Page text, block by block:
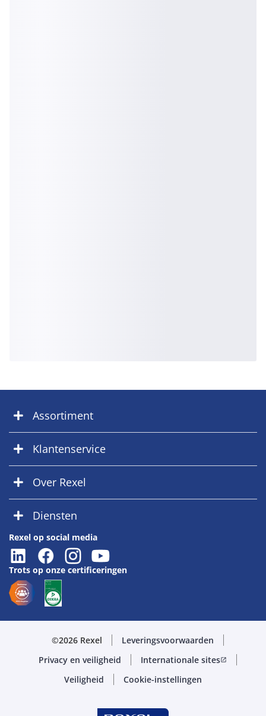
Assortiment
Klantenservice
Over Rexel
Diensten
Rexel op social media
Trots op onze certificeringen
©2026 Rexel
Leveringsvoorwaarden
Privacy en veiligheid
Internationale sitesopen_in_new
Veiligheid Cookie-instellingen